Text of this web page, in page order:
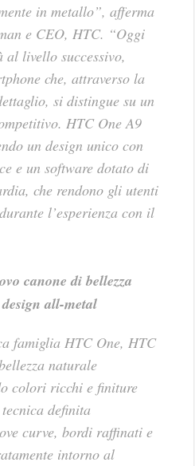
in metallo”, afferma
e CEO, HTC. “Oggi
al livello successivo,
che, attraverso la
si distingue su un
HTC One A9
un design unico con
e un software dotato di
che rendono gli utenti
l’esperienza con il
canone di bellezza
design all-metal
famiglia HTC One, HTC
naturale
colori ricchi e finiture
definita
curve, bordi raffinati e
intorno al